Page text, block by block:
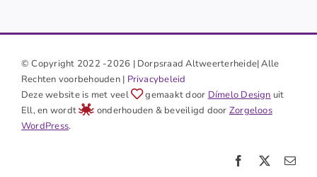
© Copyright 2022 -2026 | Dorpsraad Altweerterheide| Alle
Rechten voorbehouden | Privacybeleid
Deze website is met veel
gemaakt door Dímelo Design uit
Ell, en wordt
onderhouden & beveiligd door Zorgeloos
WordPress.